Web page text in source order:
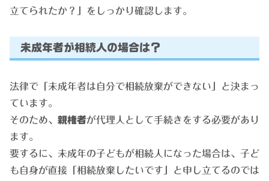
立てられたか？」をしっかり確認します。
未成年者が相続人の場合は？
法律で「未成年者は自分で相続放棄ができない」と決まっ
ています。
そのため、 親権者が代理人として手続きをする必要があり
ます。
要するに、未成年の子どもが相続人になった場合は、子ど
も自身が直接「相続放棄したいです」と申し立てるのでは